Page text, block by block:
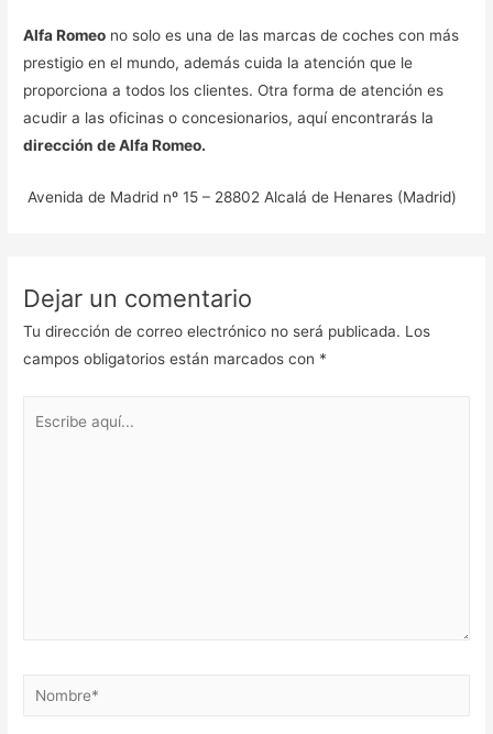
Alfa Romeo no solo es una de las marcas de coches con más
prestigio en el mundo, además cuida la atención que le
proporciona a todos los clientes. Otra forma de atención es
acudir a las oficinas o concesionarios, aquí encontrarás la
dirección de Alfa Romeo.
Avenida de Madrid nº 15 – 28802 Alcalá de Henares (Madrid)
Dejar un comentario
Tu dirección de correo electrónico no será publicada. Los
campos obligatorios están marcados con *
Nombre*